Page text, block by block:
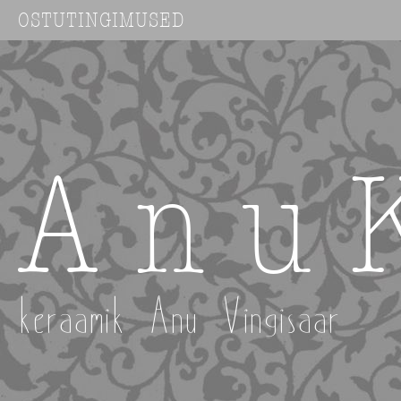
OSTUTINGIMUSED
A n u
keraamik Anu Vingisaar